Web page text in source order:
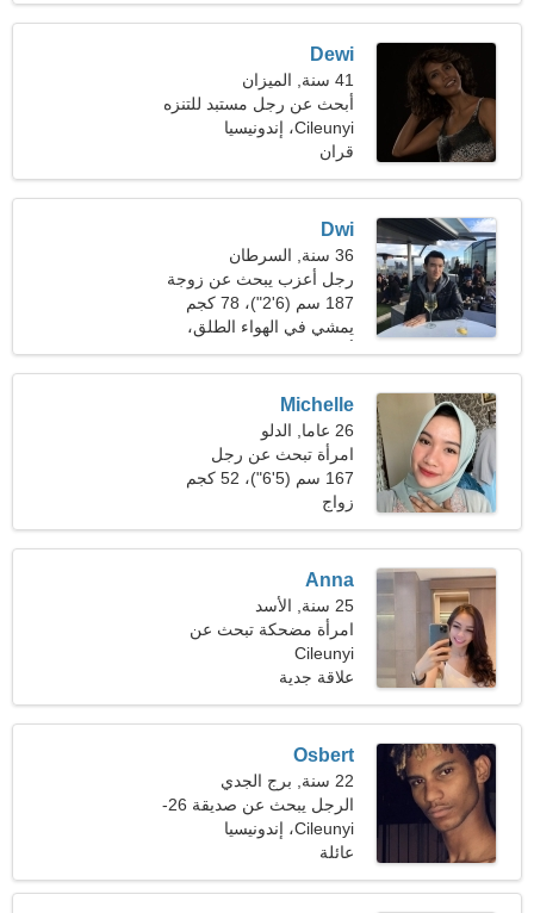
Dewi
41 سنة, الميزان
أبحث عن رجل مستبد للتنزه
معا
Cileunyi، إندونيسيا
قران
Dwi
36 سنة, السرطان
رجل أعزب يبحث عن زوجة
25-34
187 سم (6'2")، 78 كجم
(171 رطلا)
يمشي في الهواء الطلق،
أفلام فيديو
Michelle
26 عاما, الدلو
امرأة تبحث عن رجل
167 سم (5'6")، 52 كجم
(114 رطلا)زواج
Anna
25 سنة, الأسد
امرأة مضحكة تبحث عن
موعد
Cileunyi
علاقة جدية
Osbert
22 سنة, برج الجدي
الرجل يبحث عن صديقة 26-
31
Cileunyi، إندونيسيا
عائلة